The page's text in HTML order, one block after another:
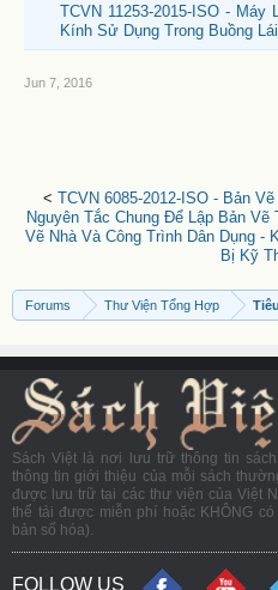
TCVN 11253-2015-ISO - Máy
Kính Sử Dụng Trong Buồng
Jun 7, 2016
< TCVN 6085-2012-ISO - Bản
Nguyên Tắc Chung Để Lập Bản Vẽ
Vẽ Nhà Và Công Trình Dân Dụng -
Bị Kỹ
Forums Thư Viện Tổng Hợp
Sách Việt là nơi lưu trữ thông tin
thông tin giới thiệu của mỗi sách
được lưu trữ tại các thư viện của Việt
thể tải được miễn phí hoặc KHÔNG
bản số hóa).
FOLLOW US